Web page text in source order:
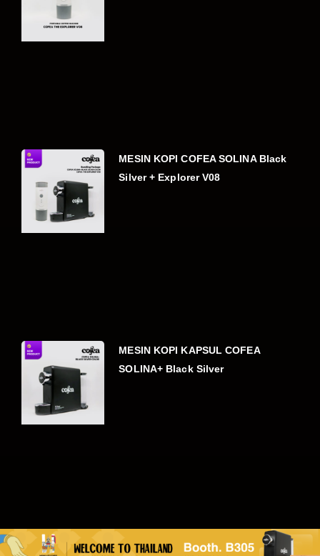
MESIN KOPI COFEA SOLINA Black
Silver + Explorer V08
MESIN KOPI KAPSUL COFEA
SOLINA+ Black Silver